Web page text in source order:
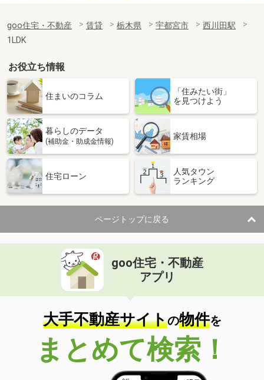
goo住宅・不動産 賃貸 栃木県 宇都宮市
西川田駅
1LDK
お役立ち情報
住まいのコラム
「住みたい街」
を見つけよう
暮らしのデータ
(補助金・助成金情報)
家賃相場
住宅ローン
人気タウン
ランキング
ページトップに戻る
goo住宅・不動産
アプリ
大手不動産サイトの物件を
まとめて検索！